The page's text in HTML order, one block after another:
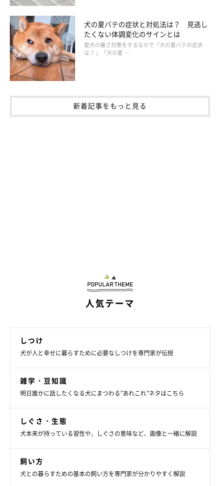
犬の夏バテの症状と対処法は？ 見逃し
たくない体調変化のサインとは
愛犬の暑さ対策をするなかで『犬の夏バテの症状
は？ 』『犬の夏 …
新着記事をもっと見る
人気テーマ
しつけ
犬が人と幸せに暮らすために必要なしつけを専門家が伝授
雑学・豆知識
明日誰かに話したくなる犬にまつわる”あれこれ”ネタはこちら
しぐさ・生態
犬本来が持っている習性や、しぐさの意味など、画像と一緒に解説
飼い方
犬との暮らすための基本の飼い方を専門家が分かりやすく解説